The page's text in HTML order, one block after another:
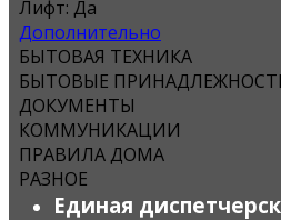
Лифт: Да
Дополнительно
БЫТОВАЯ ТЕХНИКА
БЫТОВЫЕ
ДОКУМЕНТЫ
КОММУНИКАЦИИ
ПРАВИЛА ДОМА
РАЗНОЕ
Единая